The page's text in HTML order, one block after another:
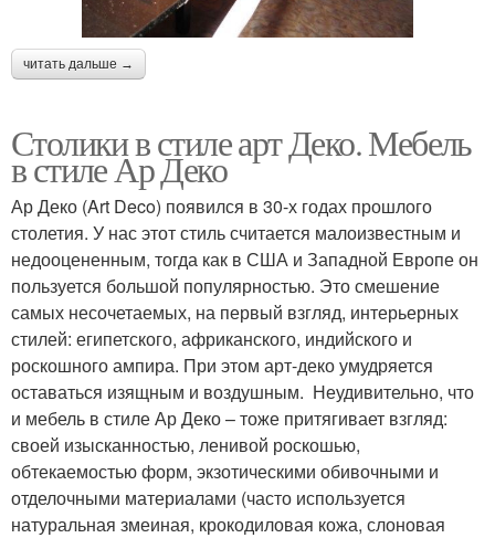
читать дальше →
Столики в стиле арт Деко. Мебель
в стиле Ар Деко
Ар Деко (Art Deco) появился в 30-х годах прошлого
столетия. У нас этот стиль считается малоизвестным и
недооцененным, тогда как в США и Западной Европе он
пользуется большой популярностью. Это смешение
самых несочетаемых, на первый взгляд, интерьерных
стилей: египетского, африканского, индийского и
роскошного ампира. При этом арт-деко умудряется
оставаться изящным и воздушным. Неудивительно, что
и мебель в стиле Ар Деко – тоже притягивает взгляд:
своей изысканностью, ленивой роскошью,
обтекаемостью форм, экзотическими обивочными и
отделочными материалами (часто используется
натуральная змеиная, крокодиловая кожа, слоновая